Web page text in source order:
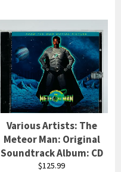
Various Artists: The
Meteor Man: Original
Soundtrack Album: CD
Prix
$125.99